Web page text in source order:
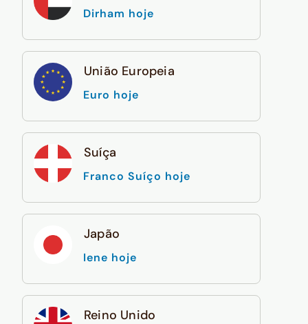
Dirham hoje
União Europeia
Euro hoje
Suíça
Franco Suíço hoje
Japão
Iene hoje
Reino Unido